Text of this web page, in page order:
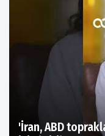
'İran, ABD